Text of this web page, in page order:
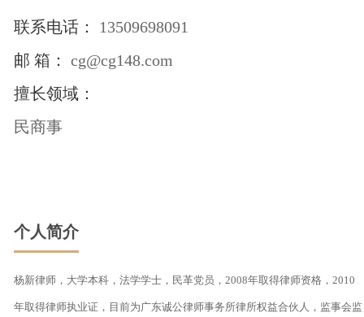
联系电话：
13509698091
邮 箱：
cg@cg148.com
擅长领域：
民商事
个人简介
杨新律师，大学本科，法学学士，民革党员，2008年取得律师资格，2010
年取得律师执业证，目前为广东诚公律师事务所律所权益合伙人，监事会监